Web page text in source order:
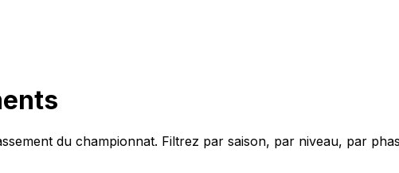
du championnat. Filtrez par saison, par niveau, par